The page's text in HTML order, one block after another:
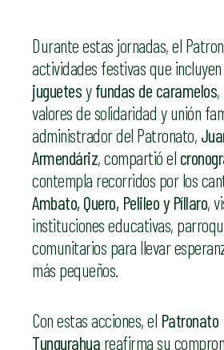
Durante estas jornadas, el
actividades festivas que
juguetesyfundas de caramelos
valores de solidaridad y unión
administrador del Patronato,
Armendáriz, compartió el
contempla recorridos por los
Ambato, Quero, Pelileo y Píllaro,
instituciones educativas,
comunitarios para llevar
más pequeños.
Con estas acciones, el Patronato
Tungurahua reafirma su